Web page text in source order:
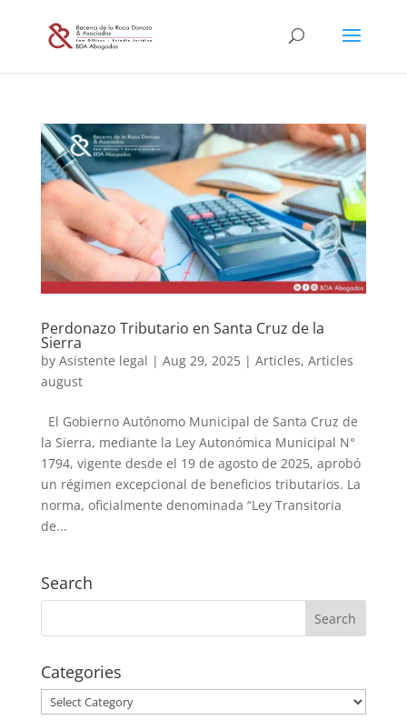
Perdonazo Tributario en Santa Cruz de la
Sierra
by Asistente legal | Aug 29, 2025| Articles, Articles
august
El Gobierno Autónomo Municipal de Santa Cruz de
la Sierra, mediante la Ley Autonómica Municipal N°
1794, vigente desde el 19 de agosto de 2025, aprobó
un régimen excepcional de beneficios tributarios. La
norma, oficialmente denominada “Ley Transitoria
de...
Search
Categories
Categories